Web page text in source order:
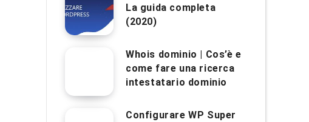
La guida completa
(2020)
Whois dominio | Cos’è e
come fare una ricerca
intestatario dominio
Configurare WP Super